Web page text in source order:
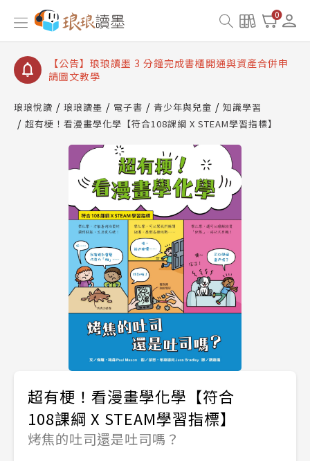
0
【公告】琅琅讀墨數位閱讀資產合併與書櫃開通申請
【公告】琅琅讀墨書櫃開通常見問題
【公告】琅琅讀墨 3 分鐘完成書櫃開通與資產合併申
請圖文教學
查詢
【公告】琅琅讀墨數位閱讀資產合併與書櫃開通申請
琅琅悅讀 琅琅讀墨 電子書 青少年與兒童
知識學習
超有梗！看漫畫學化學【符合108課綱 X STEAM學習指標】
超有梗！看漫畫學化學【符合
108課綱 X STEAM學習指標】
烤焦的吐司還是吐司嗎？